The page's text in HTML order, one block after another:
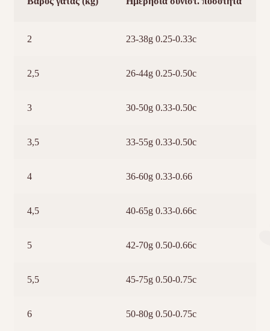
2 23-38g 0.25-0.33c
2,5 26-44g 0.25-0.50c
3 30-50g 0.33-0.50c
3,5 33-55g 0.33-0.50c
4 36-60g 0.33-0.66
4,5 40-65g 0.33-0.66c
5 42-70g 0.50-0.66c
5,5 45-75g 0.50-0.75c
6 50-80g 0.50-0.75c